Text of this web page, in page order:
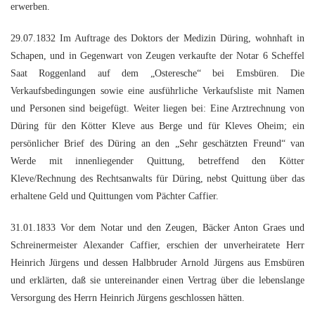
erwerben.
29.07.1832 Im Auftrage des Doktors der Medizin Düring, wohnhaft in
Schapen, und in Gegenwart von Zeugen verkaufte der Notar 6 Scheffel
Saat Roggenland auf dem „Osteresche“ bei Emsbüren. Die
Verkaufsbedingungen sowie eine ausführliche Verkaufsliste mit Namen
und Personen sind beigefügt. Weiter liegen bei: Eine Arztrechnung von
Düring für den Kötter Kleve aus Berge und für Kleves Oheim; ein
persönlicher Brief des Düring an den „Sehr geschätzten Freund“ van
Werde mit innenliegender Quittung, betreffend den Kötter
Kleve/Rechnung des Rechtsanwalts für Düring, nebst Quittung über das
erhaltene Geld und Quittungen vom Pächter Caffier.
31.01.1833 Vor dem Notar und den Zeugen, Bäcker Anton Graes und
Schreinermeister Alexander Caffier, erschien der unverheiratete Herr
Heinrich Jürgens und dessen Halbbruder Arnold Jürgens aus Emsbüren
und erklärten, daß sie untereinander einen Vertrag über die lebenslange
Versorgung des Herrn Heinrich Jürgens geschlossen hätten.